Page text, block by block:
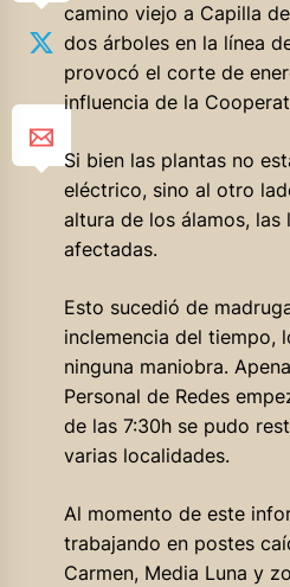
camino viejo a Capilla
dos árboles en la línea
provocó el corte de
influencia de la
Si bien las plantas no
eléctrico, sino al otro
altura de los álamos,
afectadas.
Esto sucedió de
inclemencia del tiempo,
ninguna maniobra.
Personal de Redes
de las 7:30h se pudo
varias localidades.
Al momento de este
trabajando en postes
Carmen, Media Luna y